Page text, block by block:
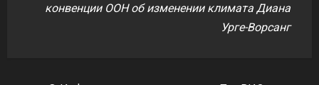
конвенции ООН об изменении климата Диана
Урге-Ворсанг